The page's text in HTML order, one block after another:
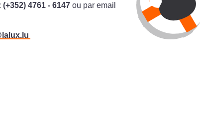
(+352) 4761 - 6147 ou par email